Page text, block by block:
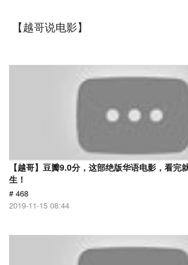
【越哥说电影】
【越哥】豆瓣9.0分，这部绝版华语电影，看完
生！
# 468
2019-11-15 08:44